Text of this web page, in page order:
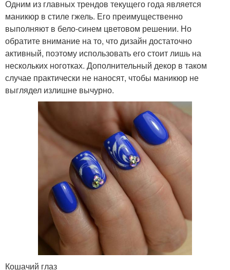
Одним из главных трендов текущего года является
маникюр в стиле гжель. Его преимущественно
выполняют в бело-синем цветовом решении. Но
обратите внимание на то, что дизайн достаточно
активный, поэтому использовать его стоит лишь на
нескольких ноготках. Дополнительный декор в таком
случае практически не наносят, чтобы маникюр не
выглядел излишне вычурно.
Кошачий глаз